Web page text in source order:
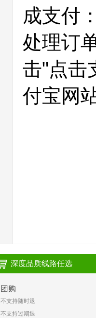
成支付
处理订
击"点击
付宝网
深度品质线路任选
团购
不支持随时退
不支持过期退